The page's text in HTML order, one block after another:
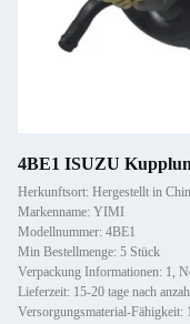
4BE1 ISUZU
Herkunftsort: Hergestellt in
Markenname: YIMI
Modellnummer: 4BE1
Min Bestellmenge: 5 Stück
Verpackung Informationen: 1,
Lieferzeit: 15-20 tage nach
Versorgungsmaterial-Fähigkeit: